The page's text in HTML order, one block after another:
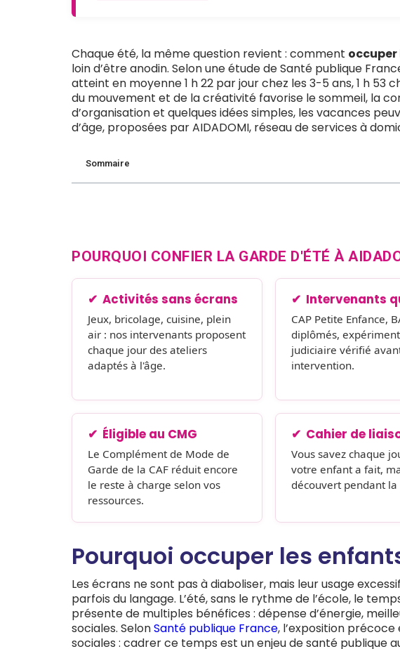
Chaque été, la même question revient : comment
loin d’être anodin. Selon une étude de Santé publique
atteint en moyenne 1 h 22 par jour chez les 3-5 ans, 1 h 53
du mouvement et de la créativité favorise le sommeil, la
d’organisation et quelques idées simples, les vacances
d’âge, proposées par AIDADOMI, réseau de services à
Sommaire
POURQUOI CONFIER LA GARDE D'ÉTÉ À
Activités sans écrans
Jeux, bricolage, cuisine, plein
air : nos intervenants proposent
chaque jour des ateliers
adaptés à l'âge.
Intervenants
CAP Petite Enfance,
diplômés,
judiciaire vérifié
intervention.
Éligible au CMG
Le Complément de Mode de
Garde de la CAF réduit encore
le reste à charge selon vos
ressources.
Cahier de
Vous savez chaque
votre enfant a fait,
découvert pendant la
Pourquoi occuper les
Les écrans ne sont pas à diaboliser, mais leur usage
parfois du langage. L’été, sans le rythme de l’école, le
présente de multiples bénéfices : dépense d’énergie,
sociales. SelonSanté publique France, l’exposition
sociales : cadrer ce temps est un enjeu de santé publique